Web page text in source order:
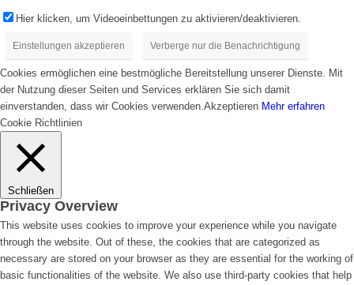
Hier klicken, um Videoeinbettungen zu aktivieren/deaktivieren.
Einstellungen akzeptieren Verberge nur die Benachrichtigung
Cookies ermöglichen eine bestmögliche Bereitstellung unserer Dienste. Mit
der Nutzung dieser Seiten und Services erklären Sie sich damit
einverstanden, dass wir Cookies verwenden.Akzeptieren Mehr erfahren
Cookie Richtlinien
Schließen
Privacy Overview
This website uses cookies to improve your experience while you navigate
through the website. Out of these, the cookies that are categorized as
necessary are stored on your browser as they are essential for the working of
basic functionalities of the website. We also use third-party cookies that help